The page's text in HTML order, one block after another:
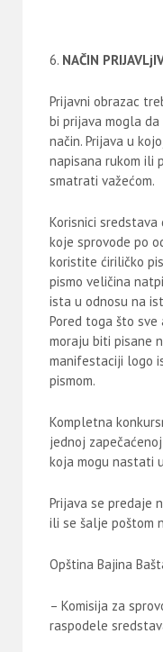
NAČIN
Prijavni obrazac
bi prijava mogla
način. Prijava u
napisana rukom ili
smatrati važećom.
Korisnici sredstava
koje sprovode po
koristite ćiriličko
pismo veličina
ista u odnosu na
Pored toga što
moraju biti pisane
manifestaciji logo
pismom.
Kompletna
jednoj
koja mogu nastati
Prijava se predaje
ili se šalje poštom
Opština Bajina
– Komisija za
raspodele